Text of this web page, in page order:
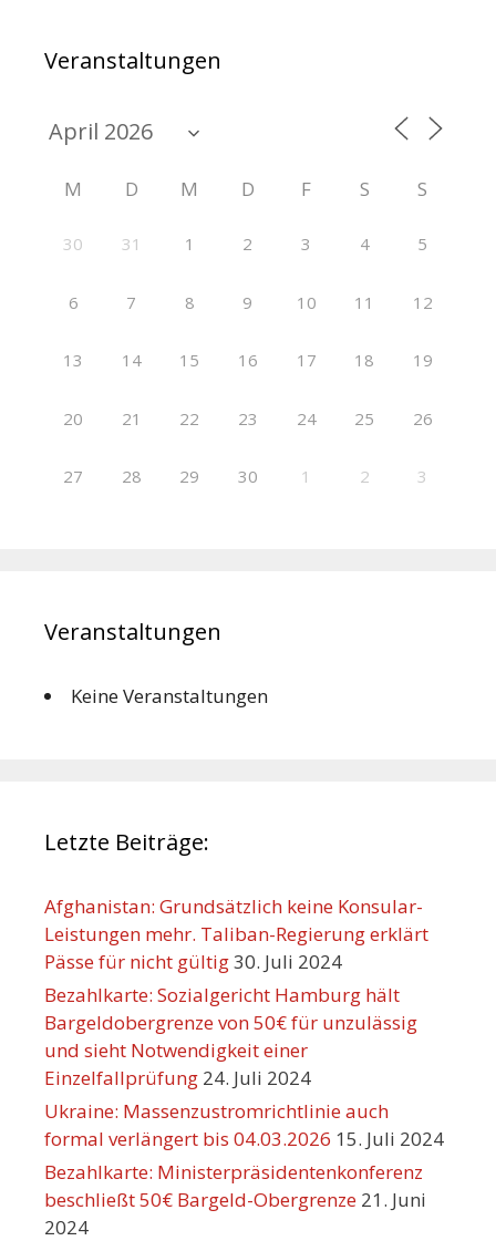
Veranstaltungen
M D M D F S S
30 31 1 2 3 4 5
6 7 8 9 10 11 12
13 14 15 16 17 18 19
20 21 22 23 24 25 26
27 28 29 30 1 2 3
Veranstaltungen
Keine Veranstaltungen
Letzte Beiträge:
Afghanistan: Grundsätzlich keine Konsular-
Leistungen mehr. Taliban-Regierung erklärt
Pässe für nicht gültig30. Juli 2024
Bezahlkarte: Sozialgericht Hamburg hält
Bargeldobergrenze von 50€ für unzulässig
und sieht Notwendigkeit einer
Einzelfallprüfung 24. Juli 2024
Ukraine: Massenzustromrichtlinie auch
formal verlängert bis 04.03.2026 15. Juli 2024
Bezahlkarte: Ministerpräsidentenkonferenz
beschließt 50€ Bargeld-Obergrenze 21. Juni
2024